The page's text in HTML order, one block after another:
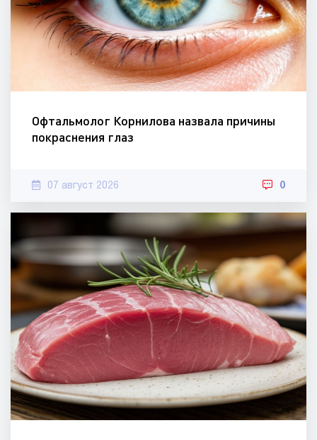
Офтальмолог Корнилова назвала причины
покраснения глаз
07 август 2026 0